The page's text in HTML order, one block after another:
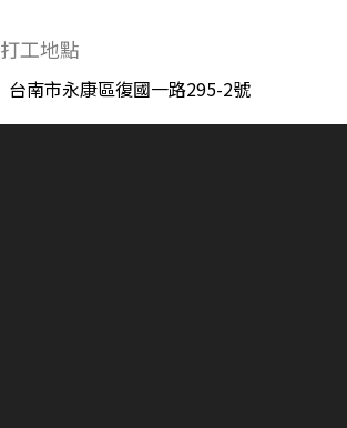
打工地點
台南市永康區復國一路295-2號